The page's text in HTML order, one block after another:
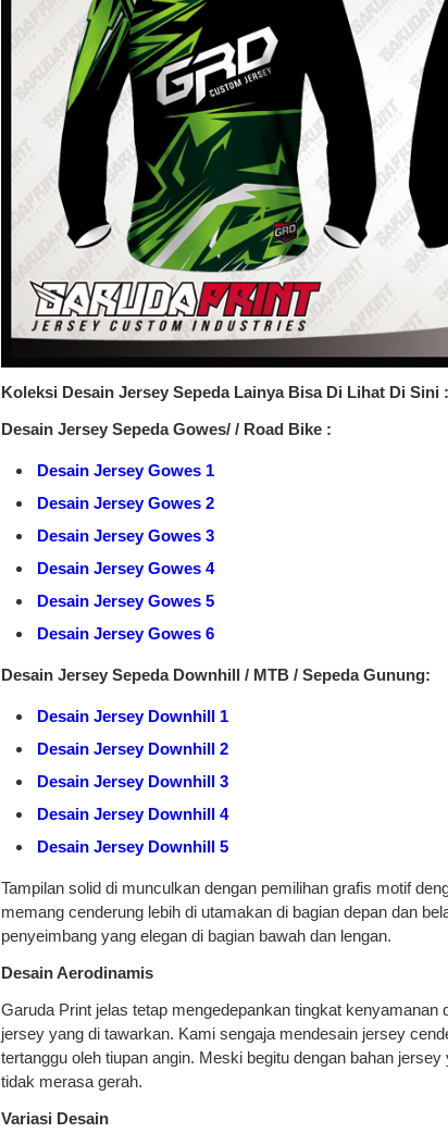
Koleksi Desain Jersey Sepeda Lainya Bisa Di Lihat Di Sini :
Desain Jersey Sepeda Gowes/ / Road Bike :
Desain Jersey Gowes 1
Desain Jersey Gowes 2
Desain Jersey Gowes 3
Desain Jersey Gowes 4
Desain Jersey Gowes 5
Desain Jersey Gowes 6
Desain Jersey Sepeda Downhill / MTB / Sepeda Gunung:
Desain Jersey Downhill 1
Desain Jersey Downhill 2
Desain Jersey Downhill 3
Desain Jersey Downhill 4
Desain Jersey Downhill 5
Tampilan solid di munculkan dengan pemilihan grafis motif
memang cenderung lebih di utamakan di bagian depan dan
penyeimbang yang elegan di bagian bawah dan lengan.
Desain Aerodinamis
Garuda Print jelas tetap mengedepankan tingkat kenyamanan
jersey yang di tawarkan. Kami sengaja mendesain jersey
tertanggu oleh tiupan angin. Meski begitu dengan bahan
tidak merasa gerah.
Variasi Desain